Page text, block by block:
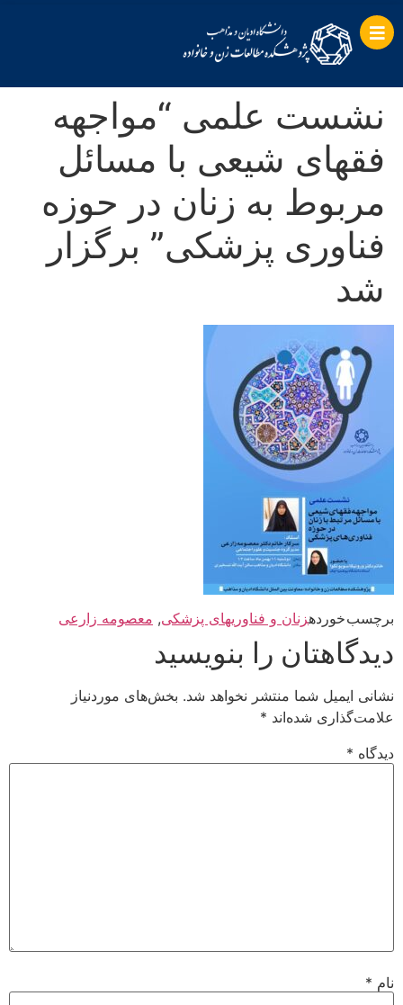
نشست علمی “مواجهه
فقهای شیعی با مسائل
مربوط به زنان در حوزه
فناوری پزشکی” برگزار
شد
برچسب خوردهزنان و فناوریهای پزشکی, معصومه زارعی
دیدگاهتان را بنویسید
نشانی ایمیل شما منتشر نخواهد شد. بخش‌های موردنیاز
علامت‌گذاری شده‌اند *
دیدگاه *
نام *